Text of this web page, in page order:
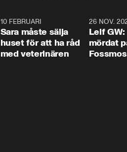
10 FEBRUARI
Sara måste sälja
huset för att ha råd
med veterinären
26 NOV.
Leif GW:
mördat